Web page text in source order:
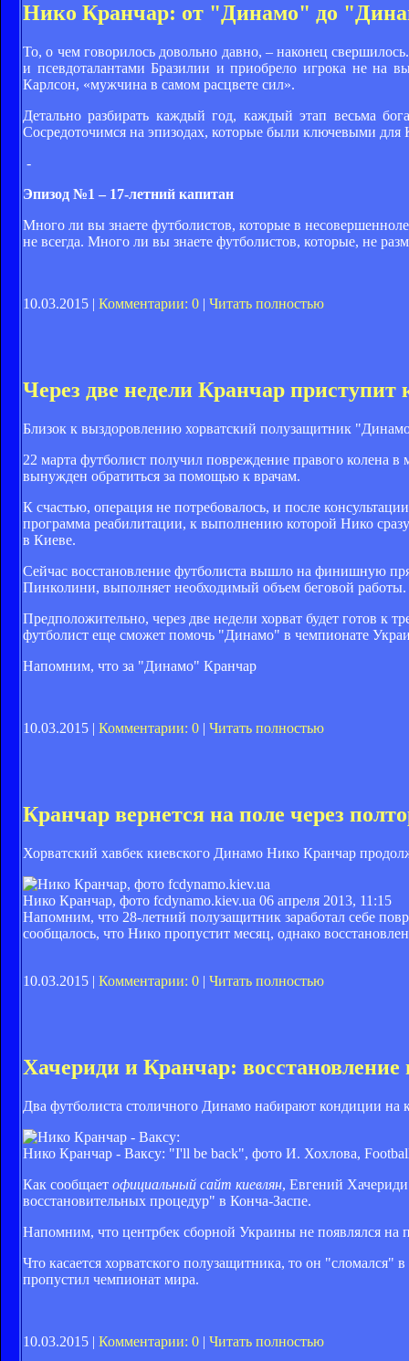
Нико Кранчар: от "Динамо" до
То, о чем говорилось довольно давно, – наконец
и псевдоталантами Бразилии и приобрело игрока не на
Карлсон, «мужчина в самом расцвете сил».
Детально разбирать каждый год, каждый этап весьма
Сосредоточимся на эпизодах, которые были ключевыми для
-
Эпизод №1 – 17-летний капитан
Много ли вы знаете футболистов, которые в
не всегда. Много ли вы знаете футболистов, которые, не
10.03.2015 | Комментарии: 0 | Читать полностью
Через две недели Кранчар
Близок к выздоровлению хорватский полузащитник
22 марта футболист получил повреждение правого колена
вынужден обратиться за помощью к врачам.
К счастью, операция не потребовалось, и после
программа реабилитации, к выполнению которой Нико
в Киеве.
Сейчас восстановление футболиста вышло на финишную
Пинколини, выполняет необходимый объем беговой работы.
Предположительно, через две недели хорват будет готов к
футболист еще сможет помочь "Динамо" в чемпионате
Напомним, что за "Динамо" Кранчар
10.03.2015 | Комментарии: 0 | Читать полностью
Кранчар вернется на поле через
Хорватский хавбек киевского Динамо Нико Кранчар
Нико Кранчар, фото fcdynamo.kiev.ua 06 апреля 2013, 11:15
Напомним, что 28-летний полузащитник заработал себе
сообщалось, что Нико пропустит месяц, однако
10.03.2015 | Комментарии: 0 | Читать полностью
Хачериди и Кранчар: восстановление
Два футболиста столичного Динамо набирают кондиции на
Нико Кранчар - Ваксу: "I'll be back", фото И. Хохлова,
Как сообщает официальный сайт киевлян, Евгений
восстановительных процедур" в Конча-Заспе.
Напомним, что центрбек сборной Украины не появлялся на
Что касается хорватского полузащитника, то он
пропустил чемпионат мира.
10.03.2015 | Комментарии: 0 | Читать полностью